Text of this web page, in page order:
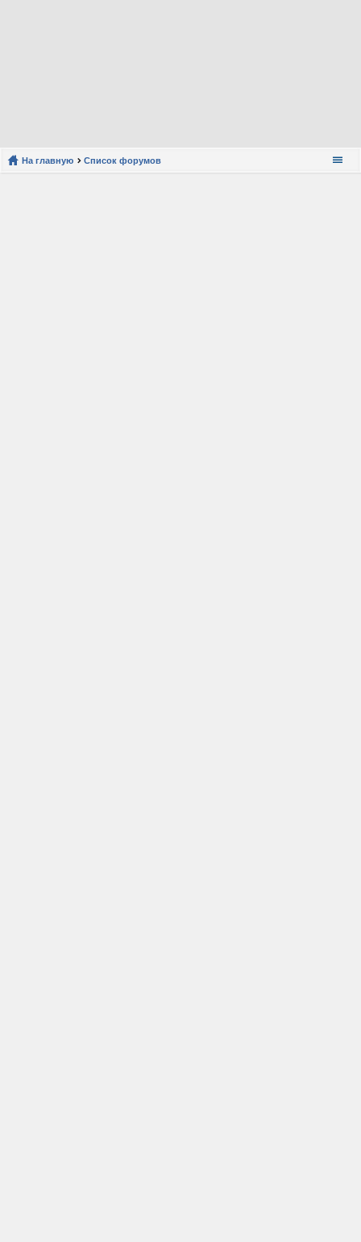
На главную Список форумов